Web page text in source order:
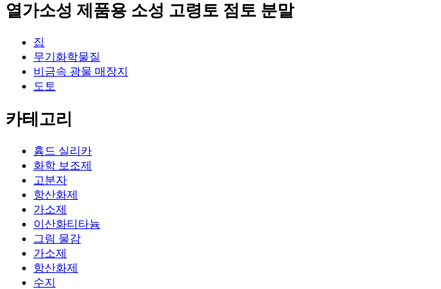
열가소성 제품용 소성 고령토 점토 분말
집
무기화학물질
비금속 광물 매장지
도토
카테고리
흄드 실리카
화학 보조제
고분자
항산화제
가소제
이산화티타늄
그림 물감
가소제
항산화제
수지